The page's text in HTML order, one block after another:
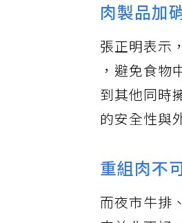
肉製品加
張正明表示
，避免食
到其他同時
的安全性與
重組肉不
而夜市牛排